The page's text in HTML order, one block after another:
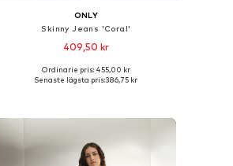
ONLY
Skinny Jeans 'Coral'
409,50 kr
Tillgänglig i många storlekar
Ordinarie pris: 455,00 kr
Senaste lägsta pris:386,75 kr